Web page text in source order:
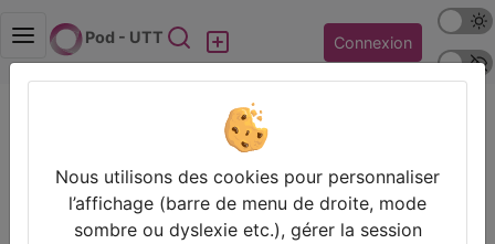
Pod - UTT Rechercher Connexion
Mode
Police
Filtres
Types
Nous utilisons des cookies pour personnaliser
l’affichage (barre de menu de droite, mode
sombre ou dyslexie etc.), gérer la session